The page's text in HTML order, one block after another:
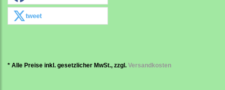
tweet
* Alle Preise inkl. gesetzlicher MwSt., zzgl. Versandkosten